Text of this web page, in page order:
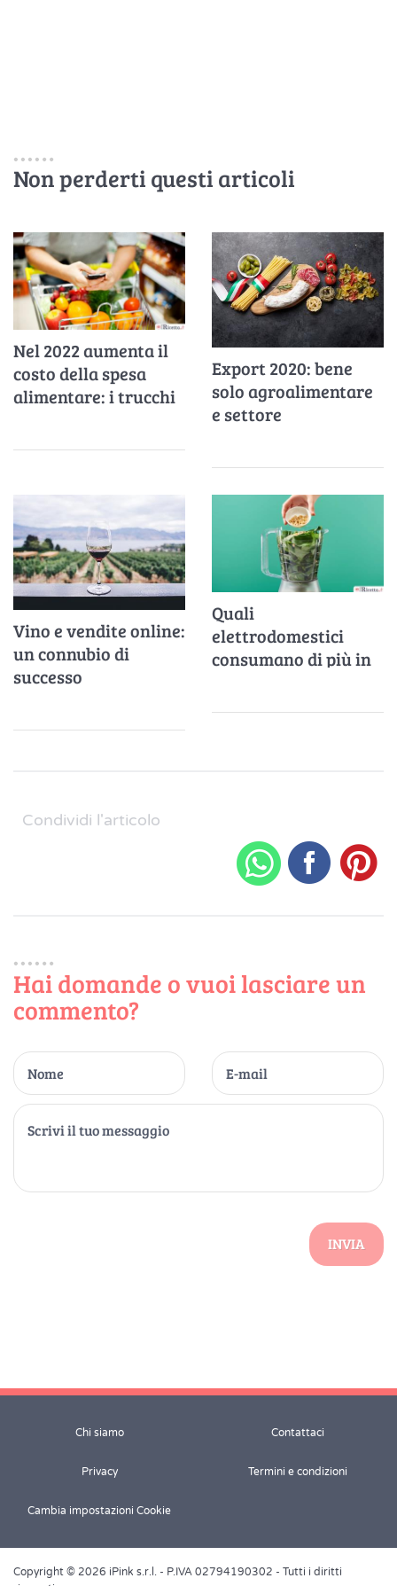
Non perderti questi articoli
Nel 2022 aumenta il
costo della spesa
alimentare: i trucchi
Export 2020: bene
solo agroalimentare
e settore
Vino e vendite online:
un connubio di
successo
Quali
elettrodomestici
consumano di più in
Condividi l'articolo
Hai domande o vuoi lasciare un
commento?
INVIA
Chi siamo Contattaci
Privacy Termini e condizioni
Cambia impostazioni Cookie
Copyright © 2026 iPink s.r.l. - P.IVA 02794190302 - Tutti i diritti